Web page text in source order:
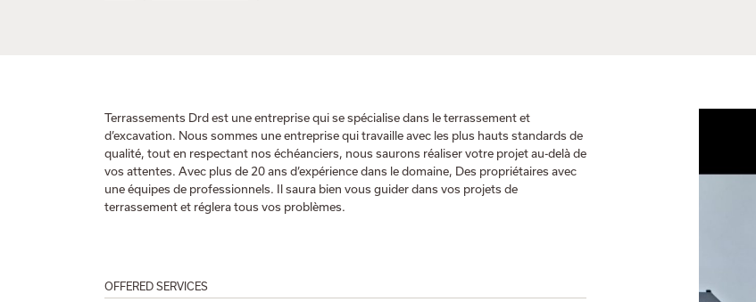
Terrassements Drd est une entreprise qui se spécialise dans le terrassement et
d’excavation. Nous sommes une entreprise qui travaille avec les plus hauts standards de
qualité, tout en respectant nos échéanciers, nous saurons réaliser votre projet au-delà de
vos attentes. Avec plus de 20 ans d’expérience dans le domaine, Des propriétaires avec
une équipes de professionnels. Il saura bien vous guider dans vos projets de
terrassement et réglera tous vos problèmes.
OFFERED SERVICES